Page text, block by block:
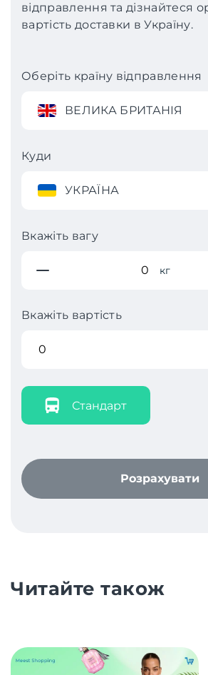
відправлення та дізнайтеся
вартість доставки в Україну.
Оберіть країну відправлення
ВЕЛИКА БРИТАНІЯ
Куди
УКРАЇНА
Вкажіть вагу
кг
Вкажіть вартість
Стандарт
Розрахувати
Читайте також